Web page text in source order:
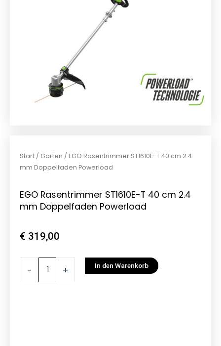
Start / Garten / EGO Rasentrimmer ST1610E-T 40 cm 2.4
mm Doppelfaden Powerload
EGO Rasentrimmer ST1610E-T 40 cm 2.4
mm Doppelfaden Powerload
€ 319,00
-
Rasentrimmer+ In den Warenkorb